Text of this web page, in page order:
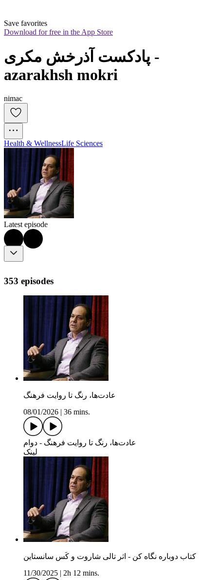
Save favorites
Download for free in the App Store
پادکست آذرخش مکری -
azarakhsh mokri
nimac
Health & WellnessLife Sciences
Latest episode
353 episodes
عادت‌ها، رنگ تا روایت فرهنگ
08/01/2026
36 mins.
عادت‌ها، رنگ تا روایت فرهنگ - دوام
لینک
کتاب دوباره نگاه کن - اثر تالی شاروت و کَس سانستاین
11/30/2025
2h 12 mins.